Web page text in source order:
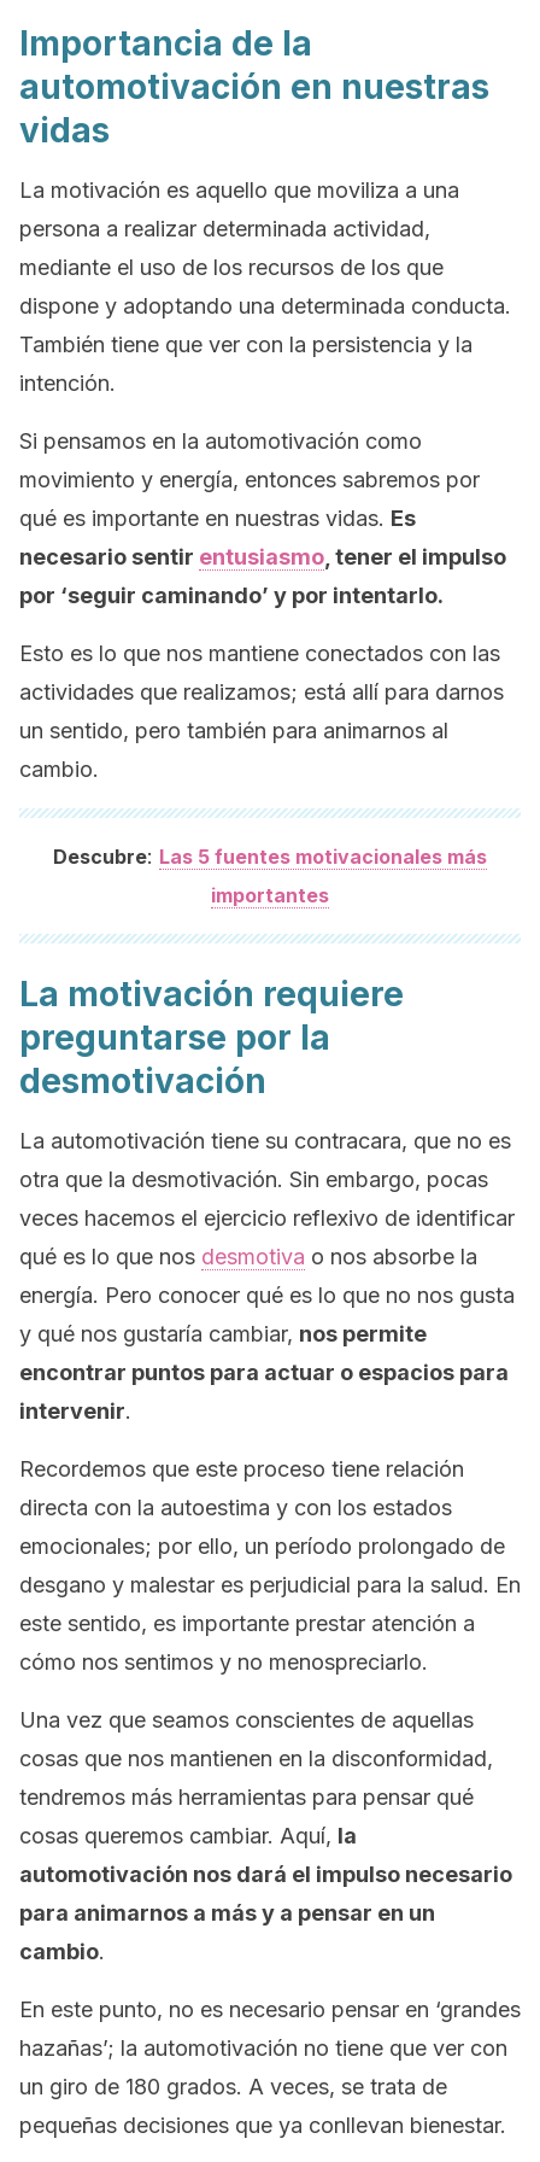
Importancia de la
automotivación en nuestras
vidas
La motivación es aquello que moviliza a una
persona a realizar determinada actividad,
mediante el uso de los recursos de los que
dispone y adoptando una determinada conducta.
También tiene que ver con la persistencia y la
intención.
Si pensamos en la automotivación como
movimiento y energía, entonces sabremos por
qué es importante en nuestras vidas. Es
necesario sentir entusiasmo , tener el impulso
por ‘seguir caminando’ y por intentarlo.
Esto es lo que nos mantiene conectados con las
actividades que realizamos; está allí para darnos
un sentido, pero también para animarnos al
cambio.
Descubre: Las 5 fuentes motivacionales más
importantes
La motivación requiere
preguntarse por la
desmotivación
La automotivación tiene su contracara, que no es
otra que la desmotivación. Sin embargo, pocas
veces hacemos el ejercicio reflexivo de identificar
qué es lo que nos desmotiva o nos absorbe la
energía. Pero conocer qué es lo que no nos gusta
y qué nos gustaría cambiar, nos permite
encontrar puntos para actuar o espacios para
intervenir.
Recordemos que este proceso tiene relación
directa con la autoestima y con los estados
emocionales; por ello, un período prolongado de
desgano y malestar es perjudicial para la salud. En
este sentido, es importante prestar atención a
cómo nos sentimos y no menospreciarlo.
Una vez que seamos conscientes de aquellas
cosas que nos mantienen en la disconformidad,
tendremos más herramientas para pensar qué
cosas queremos cambiar. Aquí, la
automotivación nos dará el impulso necesario
para animarnos a más y a pensar en un
cambio.
En este punto, no es necesario pensar en ‘grandes
hazañas’; la automotivación no tiene que ver con
un giro de 180 grados. A veces, se trata de
pequeñas decisiones que ya conllevan bienestar.